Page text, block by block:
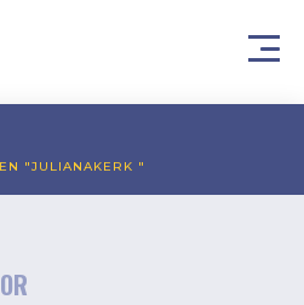
"JULIANAKERK "